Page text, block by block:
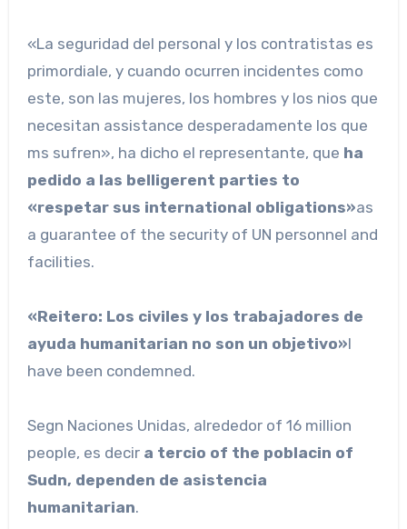
«La seguridad del personal y los contratistas es
primordiale, y cuando ocurren incidentes como
este, son las mujeres, los hombres y los nios que
necesitan assistance desperadamente los que
ms sufren», ha dicho el representante, que ha
pedido a las belligerent parties to
«respetar sus international obligations»as
a guarantee of the security of UN personnel and
facilities.
«Reitero: Los civiles y los trabajadores de
ayuda humanitarian no son un objetivo»I
have been condemned.
Segn Naciones Unidas, alrededor of 16 million
people, es decir a tercio of the poblacin of
Sudn, dependen de asistencia
humanitarian.